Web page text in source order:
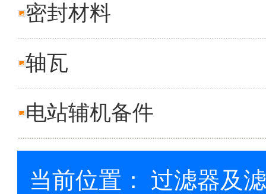
密封材料
轴瓦
电站辅机备件
当前位置： 过滤器及